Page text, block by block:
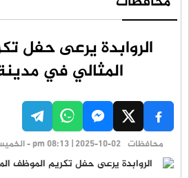
الروابدة يرعى حفل
المثالي في
محافظات pm 08:13 | 2025-10-02 - الخميس